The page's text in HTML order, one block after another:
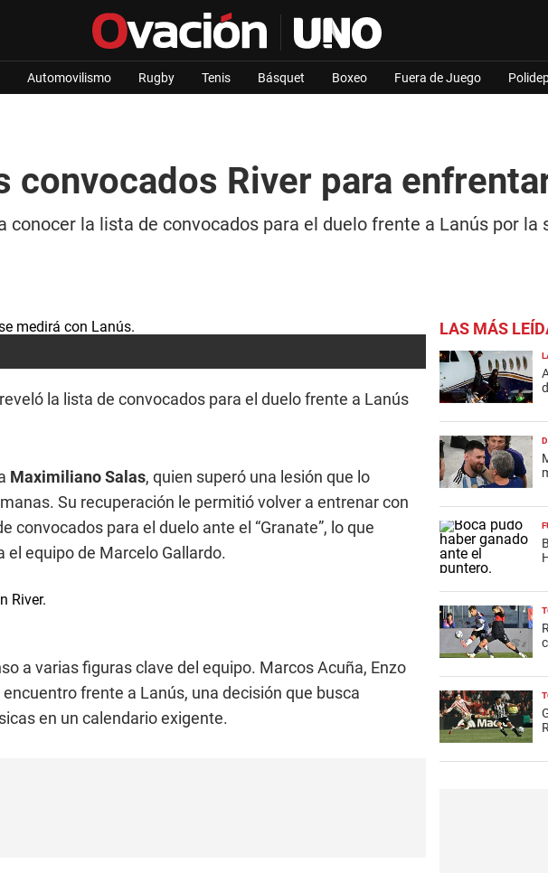
Automovilismo Rugby Tenis Básquet Boxeo Fuera de Juego
convocados River para
conocer la lista de convocados para el duelo frente a Lanús por
la lista de convocados para el duelo frente a Lanús
Maximiliano Salas, quien superó una lesión que lo
Su recuperación le permitió volver a entrenar con
para el duelo ante el “Granate”, lo que
equipo de Marcelo Gallardo.
a varias figuras clave del equipo. Marcos Acuña, Enzo
frente a Lanús, una decisión que busca
en un calendario exigente.
LAS MÁS